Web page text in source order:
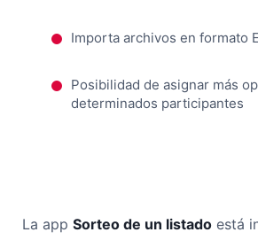
Importa archivos en formato
Posibilidad de asignar más
determinados participantes
La app Sorteo de un listado está